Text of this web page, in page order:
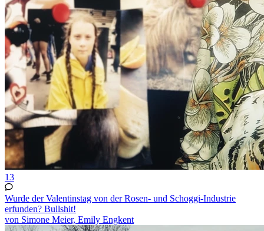
13
Wurde der Valentinstag von der Rosen- und Schoggi-Industrie
erfunden? Bullshit!
von Simone Meier, Emily Engkent